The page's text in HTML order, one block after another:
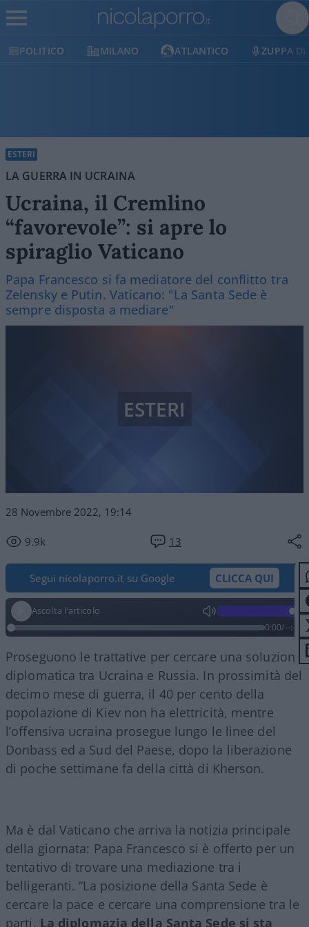
POLITICO MILANO ATLANTICO ZUPPA DI
ESTERI
LA GUERRA IN UCRAINA
Ucraina, il Cremlino
“favorevole”: si apre lo
spiraglio Vaticano
Papa Francesco si fa mediatore del conflitto tra
Zelensky e Putin. Vaticano: "La Santa Sede è
sempre disposta a mediare"
28 Novembre 2022, 19:14
9.9k 13
ESTERI
Segui nicolaporro.it su Google CLICCA QUI
Ascolta l'articolo
0:00/--:--
Proseguono le trattative per cercare una soluzione
diplomatica tra Ucraina e Russia. In prossimità del
decimo mese di guerra, il 40 per cento della
popolazione di Kiev non ha elettricità, mentre
l’offensiva ucraina prosegue lungo le linee del
Donbass ed a Sud del Paese, dopo la liberazione
di poche settimane fa della città di Kherson.
Ma è dal Vaticano che arriva la notizia principale
della giornata: Papa Francesco si è offerto per un
tentativo di trovare una mediazione tra i
belligeranti. “La posizione della Santa Sede è
cercare la pace e cercare una comprensione tra le
parti. La diplomazia della Santa Sede si sta